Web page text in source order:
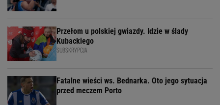
Przełom u polskiej gwiazdy. Idzie w ślady
Kubackiego
SUBSKRYPCJA
Fatalne wieści ws. Bednarka. Oto jego sytuacja
przed meczem Porto